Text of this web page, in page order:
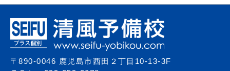
〒890-0046 鹿児島市西田２丁目10-13-3F